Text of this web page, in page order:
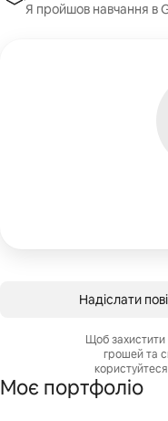
Я пройшов навчання в
Надіслати
Щоб захистити
грошей та
Моє портфоліо